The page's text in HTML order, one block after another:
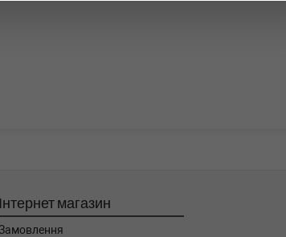
Інтернет магазин